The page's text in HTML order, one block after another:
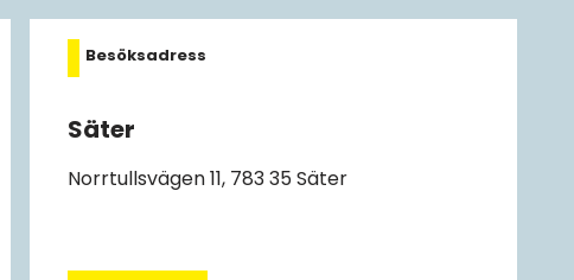
Besöksadress
Säter
Norrtullsvägen 11, 783 35 Säter